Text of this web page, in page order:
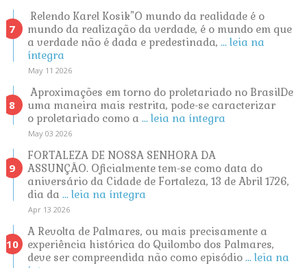
Relendo Karel Kosik"O mundo da realidade é o
mundo da realização da verdade, é o mundo em que
a verdade não é dada e predestinada, ... leia na
íntegra
May 11 2026
Aproximações em torno do proletariado no BrasilDe
uma maneira mais restrita, pode-se caracterizar
o proletariado como a ... leia na íntegra
May 03 2026
FORTALEZA DE NOSSA SENHORA DA
ASSUNÇÃO. Oficialmente tem-se como data do
aniversário da Cidade de Fortaleza, 13 de Abril 1726,
dia da ... leia na íntegra
Apr 13 2026
A Revolta de Palmares, ou mais precisamente a
experiência histórica do Quilombo dos Palmares,
deve ser compreendida não como episódio ... leia na